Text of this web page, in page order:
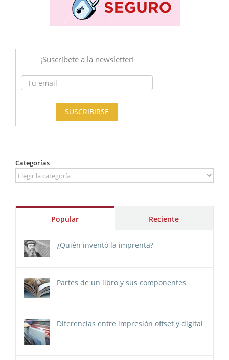
Categorías
Categorías
Popular Reciente
¿Quién inventó la imprenta?
Partes de un libro y sus componentes
Diferencias entre impresión offset y digital